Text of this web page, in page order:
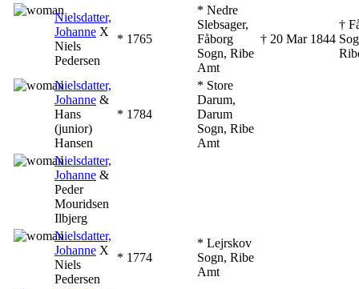
Nielsdatter,
Johanne X
Niels
Pedersen
* ‎1765
* Nedre
Slebsager,
Fåborg
Sogn, Ribe
Amt
† ‎20 Mar 1844
†
Nielsdatter,
Johanne &
Hans
(junior)
Hansen
* ‎1784
* Store
Darum,
Darum
Sogn, Ribe
Amt
Nielsdatter,
Johanne &
Peder
Mouridsen
Ilbjerg
Nielsdatter,
Johanne X
Niels
Pedersen
* ‎1774
* Lejrskov
Sogn, Ribe
Amt